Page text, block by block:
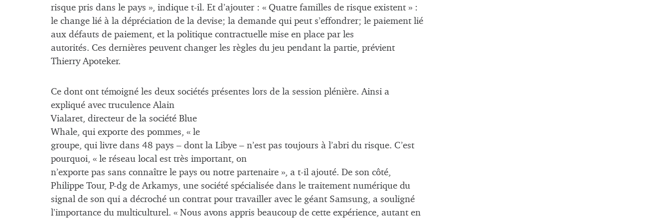
risque pris dans le pays », indique t-il. Et d’ajouter : « Quatre familles de risque existent » :
le change lié à la dépréciation de la devise; la demande qui peut s’effondrer; le paiement lié
aux défauts de paiement, et la politique contractuelle mise en place par les
autorités. Ces dernières peuvent changer les règles du jeu pendant la partie, prévient
Thierry Apoteker.
Ce dont ont témoigné les deux sociétés présentes lors de la session plénière. Ainsi a
expliqué avec truculence Alain
Vialaret, directeur de la société Blue
Whale, qui exporte des pommes, « le
groupe, qui livre dans 48 pays – dont la Libye – n’est pas toujours à l’abri du risque. C’est
pourquoi, « le réseau local est très important, on
n’exporte pas sans connaître le pays ou notre partenaire », a t-il ajouté. De son côté,
Philippe Tour, P-dg de Arkamys, une société spécialisée dans le traitement numérique du
signal de son qui a décroché un contrat pour travailler avec le géant Samsung, a souligné
l’importance du multiculturel. « Nous avons appris beaucoup de cette expérience, autant en